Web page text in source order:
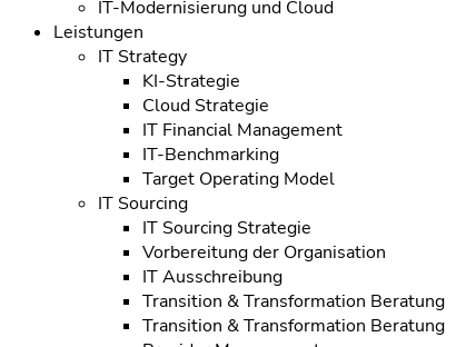
IT-Modernisierung und Cloud
Leistungen
IT Strategy
KI-Strategie
Cloud Strategie
IT Financial Management
IT-Benchmarking
Target Operating Model
IT Sourcing
IT Sourcing Strategie
Vorbereitung der Organisation
IT Ausschreibung
Transition & Transformation Beratung
Transition & Transformation Beratung